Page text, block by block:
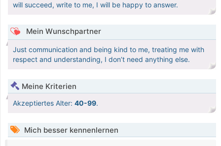
will succeed, write to me, I will be happy to answer.
Mein Wunschpartner
Just communication and being kind to me, treating me with
respect and understanding, I don’t need anything else.
Meine Kriterien
Akzeptiertes Alter: 40-99.
Mich besser kennenlernen